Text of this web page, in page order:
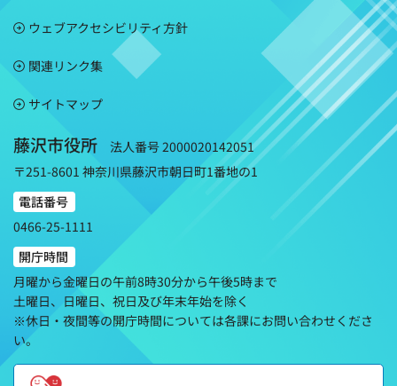
ウェブアクセシビリティ方針
関連リンク集
サイトマップ
藤沢市役所
法人番号 2000020142051
〒251-8601 神奈川県藤沢市朝日町1番地の1
電話番号
0466-25-1111
開庁時間
月曜から金曜日の午前8時30分から午後5時まで
土曜日、日曜日、祝日及び年末年始を除く
※休日・夜間等の開庁時間については各課にお問い合わせくださ
い。